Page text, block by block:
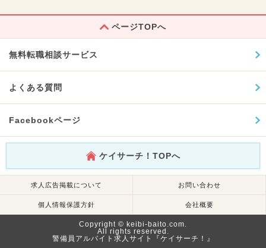
ページTOPへ
無料転職相談サービス
よくある質問
Facebookページ
ケイサーチ！TOPへ
求人広告掲載について お問い合わせ
個人情報保護方針 会社概要
Copyright © keibi-baito.com.
All rights reserved.
警備員アルバイト求人サイト『ケイサーチ！』